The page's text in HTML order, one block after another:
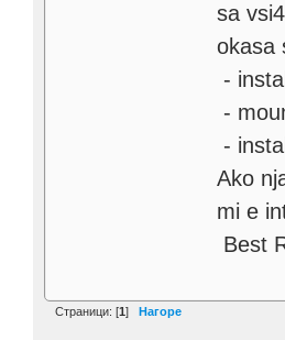
sa
okasa
-
-
-
Ako
mi e
Best
Страници: [1] Нагоре